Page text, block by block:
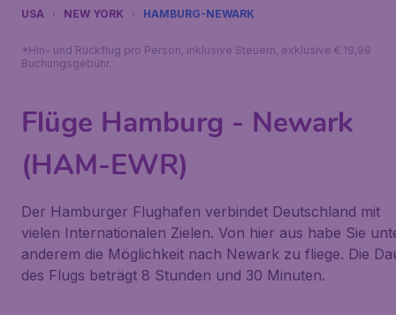
USA NEW YORK HAMBURG-NEWARK
*Hin- und Rückflug pro Person, inklusive Steuern, exklusive € 19,99
Buchungsgebühr.
Flüge Hamburg - Newark
(HAM-EWR)
Der Hamburger Flughafen verbindet Deutschland mit
vielen Internationalen Zielen. Von hier aus habe Sie
anderem die Möglichkeit nach Newark zu fliege. Die
des Flugs beträgt 8 Stunden und 30 Minuten.